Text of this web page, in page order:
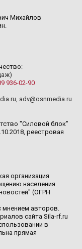
Михайлов
936-02-90
, adv@osnmedia.ru
"Силовой блок"
реестровая
организация
населения
(ОГРН
мнением авторов.
сайта Sila-rf.ru
в
прямая